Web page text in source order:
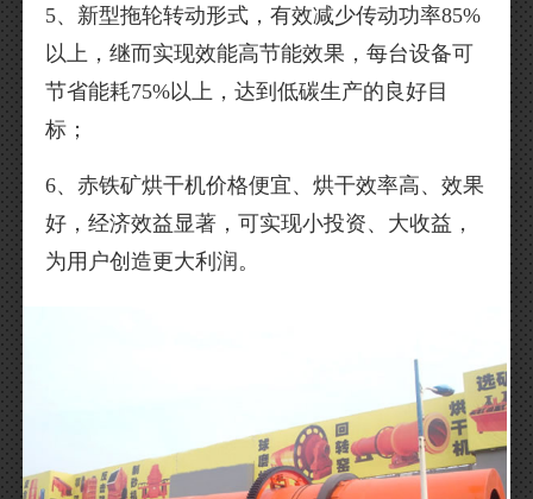
5、新型拖轮转动形式，有效减少传动功率85%
以上，继而实现效能高节能效果，每台设备可
节省能耗75%以上，达到低碳生产的良好目
标；
6、赤铁矿烘干机价格便宜、烘干效率高、效果
好，经济效益显著，可实现小投资、大收益，
为用户创造更大利润。